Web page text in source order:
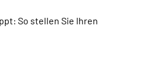
So stellen Sie Ihren